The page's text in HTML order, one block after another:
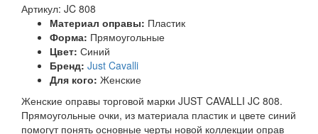
Артикул: JC 808
Материал оправы: Пластик
Форма: Прямоугольные
Цвет: Синий
Бренд: Just Cavalli
Для кого: Женские
Женские оправы торговой марки JUST CAVALLI JC 808.
Прямоугольные очки, из материала пластик и цвете синий
помогут понять основные черты новой коллекции оправ